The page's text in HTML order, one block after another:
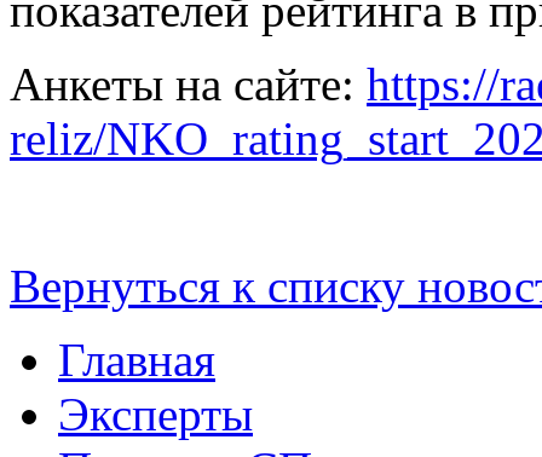
Анкеты на сайте: https://
reliz/
Вернуться к списку
Главная
Эксперты